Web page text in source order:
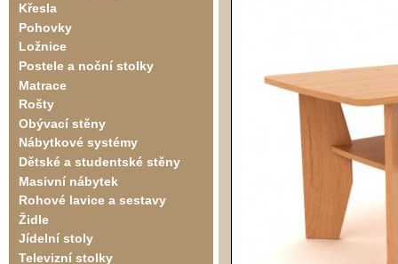
Křesla
Pohovky
Ložnice
Postele a noční stolky
Matrace
Rošty
Obývací stěny
Nábytkové systémy
Dětské a studentské stěny
Masivní nábytek
Rohové lavice a sestavy
Židle
Jídelní stoly
Televizní stolky